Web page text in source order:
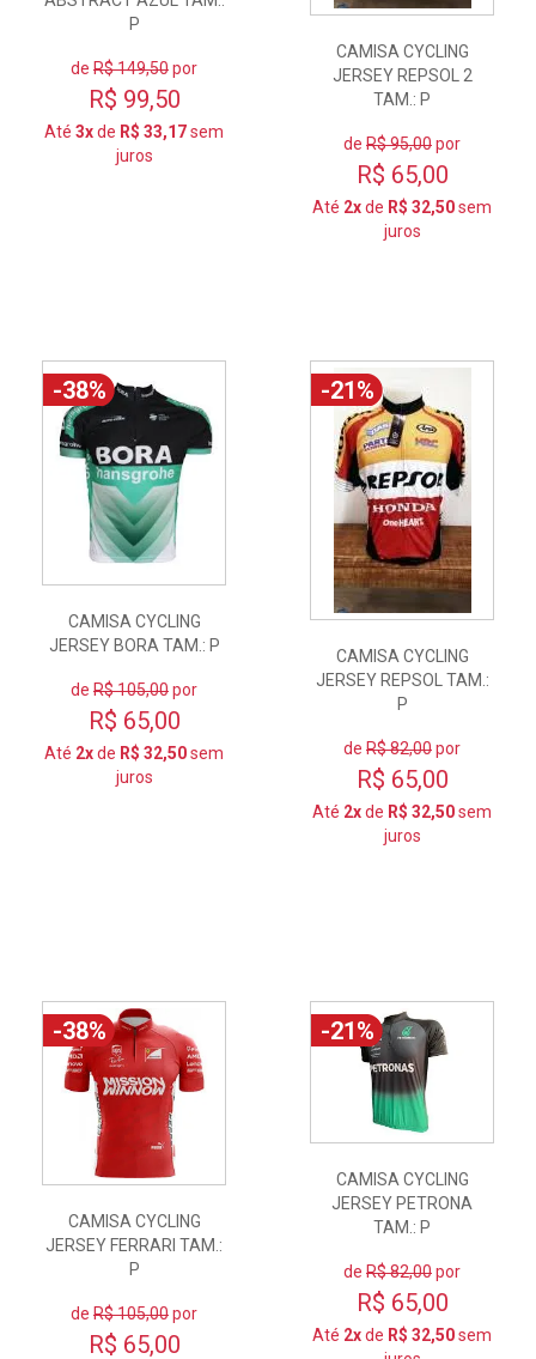
P
de R$ 149,50por
R$ 99,50
Até 3xde R$ 33,17sem
juros
CAMISA CYCLING
JERSEY REPSOL 2
TAM.: P
de R$ 95,00por
R$ 65,00
Até 2xde R$ 32,50sem
juros
-38%
CAMISA CYCLING
JERSEY BORA TAM.: P
de R$ 105,00por
R$ 65,00
Até 2xde R$ 32,50sem
juros
-21%
CAMISA CYCLING
JERSEY REPSOL TAM.:
P
de R$ 82,00por
R$ 65,00
Até 2xde R$ 32,50sem
juros
-38%
CAMISA CYCLING
JERSEY FERRARI TAM.:
P
de R$ 105,00por
R$ 65,00
-21%
CAMISA CYCLING
JERSEY PETRONA
TAM.: P
de R$ 82,00por
R$ 65,00
Até 2xde R$ 32,50sem